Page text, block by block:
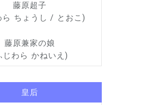
藤原超子
ら ちょうし / とおこ)
藤原兼家の娘
じわら かねいえ)
皇后